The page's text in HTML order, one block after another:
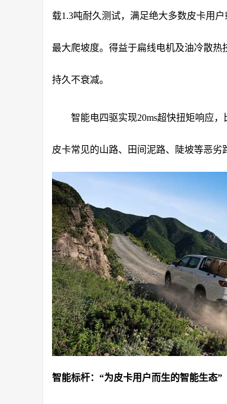
载1.3吨耐久测试，满足绝大多数皮卡用
最大爬坡度。得益于扁线电机及油冷散
持久不衰减。
智能电四驱实现20ms超快扭矩响应
皮卡常见的山路、田间泥路、陡坡等恶劣
智能标杆：“为皮卡用户而生的智能生态”